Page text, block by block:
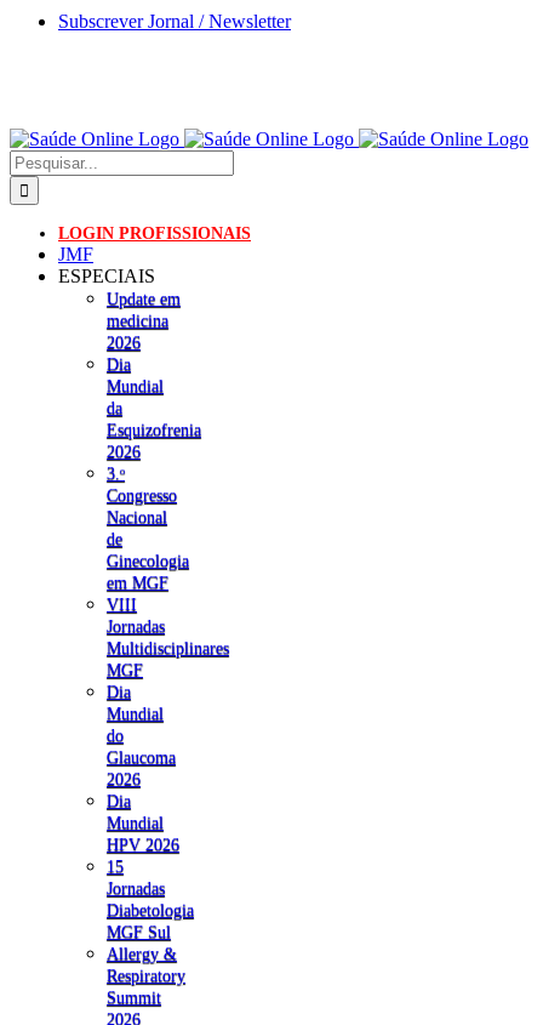
Skip
Subscrever Jornal / Newsletter
Pesquisar
LOGIN PROFISSIONAIS
JMF
ESPECIAIS
Update em
medicina
2026
Dia
Mundial
da
Esquizofrenia
2026
3.ᵒ
Congresso
Nacional
de
Ginecologia
em MGF
VIII
Jornadas
Multidisciplinares
MGF
Dia
Mundial
do
Glaucoma
2026
Dia
Mundial
HPV 2026
15
Jornadas
Diabetologia
MGF Sul
Allergy &
Respiratory
Summit
2026